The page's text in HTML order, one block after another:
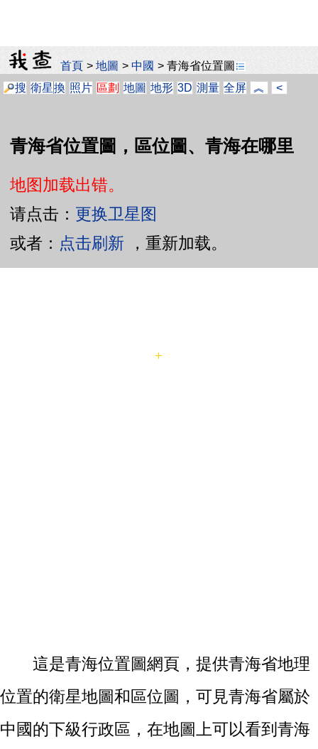
首頁 >地圖 >中國 >青海省位置圖
搜 衛星換 照片 區劃 地圖 地形 3D 測量 全屏 ︽ <
青海省位置圖，區位圖、青海在哪里
地图加载出错。
请点击： 更换卫星图
或者： 点击刷新 ，重新加载。
這是青海位置圖網頁，提供青海省地理
位置的衛星地圖和區位圖，可見青海省屬於
中國的下級行政區，在地圖上可以看到青海